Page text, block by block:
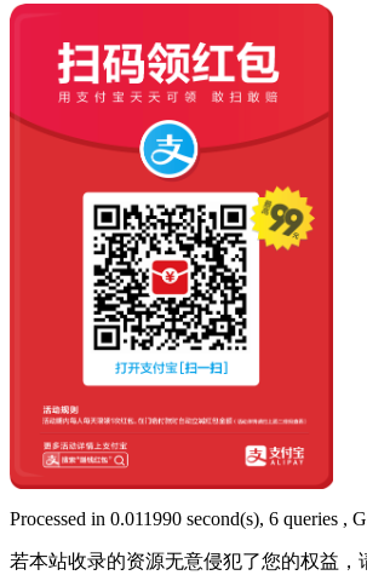
Processed in 0.011990 second(s), 6 queries ,
若本站收录的资源无意侵犯了您的权益，